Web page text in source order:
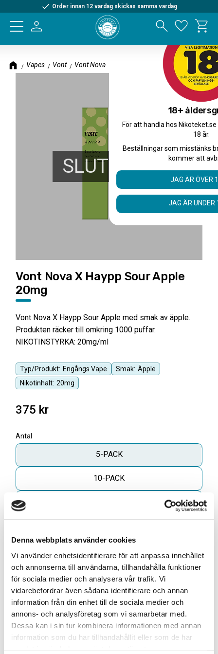
Denna webbplats använder cookies
Vi använder enhetsidentifierare för att anpassa innehållet
och annonserna till användarna, tillhandahålla funktioner
för sociala medier och analysera vår trafik. Vi
vidarebefordrar även sådana identifierare och annan
information från din enhet till de sociala medier och
annons- och analysföretag som vi samarbetar med.
Dessa kan i sin tur kombinera informationen med annan
information som du har tillhandahållit eller som de har
Meny
Order innan 12 vardag skickas samma vardag
Vapes Vont Vont Nova
SLUTSÅLD
Typ/Produkt: Engångs Vape Smak: Äpple
Nikotinhalt: 20mg
Vont Nova X Haypp Sour Apple
20mg
Vont Nova X Haypp Sour Apple med smak av äpple.
Produkten räcker till omkring 1000 puffar.
NIKOTINSTYRKA: 20mg/ml
375 kr
Antal
5-PACK
10-PACK
ELLER
Skapa din egen 10-pack blandning* för
749kr
18+
För att handla hos
18 år.
Beställningar som misstänks
kommer att
JAG ÄR ÖVER
JAG ÄR UNDER